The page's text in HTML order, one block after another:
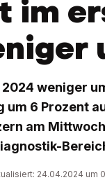
im
weniger
um 6 Prozent
am
24.04.2024 um